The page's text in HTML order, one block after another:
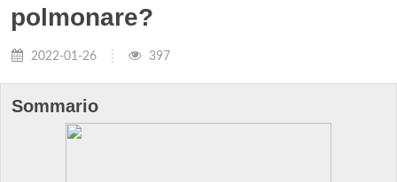
polmonare?
2022-01-26 397
Sommario